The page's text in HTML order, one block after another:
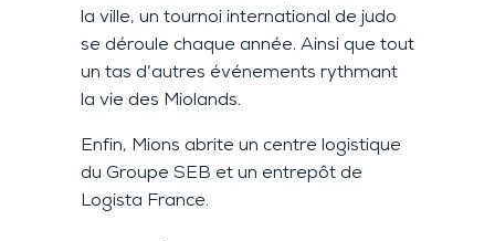
la ville, un tournoi international de judo
se déroule chaque année. Ainsi que tout
un tas d’autres événements rythmant
la vie des Miolands.
Enfin, Mions abrite un centre logistique
du Groupe SEB et un entrepôt de
Logista France.